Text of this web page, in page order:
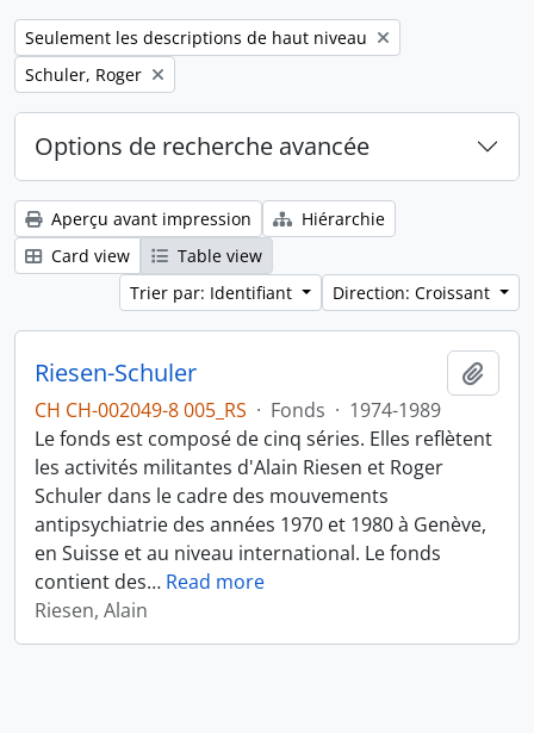
Remove filter:
Seulement les descriptions de haut niveau
Remove filter:
Schuler, Roger
Options de recherche avancée
Aperçu avant impression
Hiérarchie
Card view
Table view
Trier par: Identifiant
Direction: Croissant
Riesen-Schuler
CH CH-002049-8 005_RS · Fonds · 1974-1989
Le fonds est composé de cinq séries. Elles reflètent
les activités militantes d'Alain Riesen et Roger
Schuler dans le cadre des mouvements
antipsychiatrie des années 1970 et 1980 à Genève,
en Suisse et au niveau international. Le fonds
contient des… Read more
Riesen, Alain